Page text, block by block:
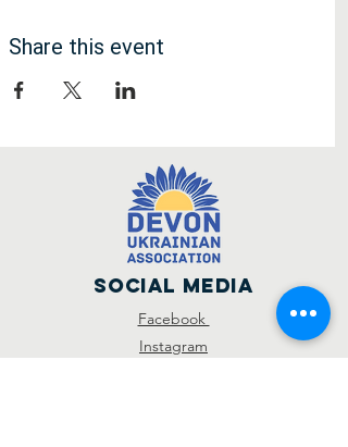
Share this event
Social Media
Facebook
Instagram